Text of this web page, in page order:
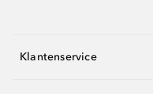
Klantenservice